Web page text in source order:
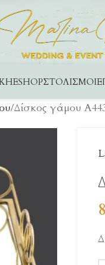
ESHOPΣΤΟΛΙΣΜΟΊ
Δίσκος γάμου